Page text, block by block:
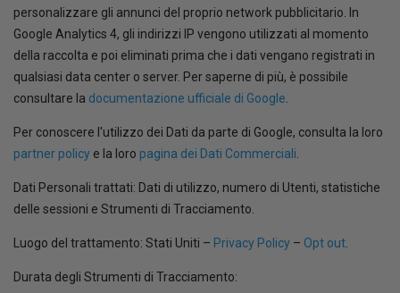
personalizzare gli annunci del proprio network pubblicitario. In
Google Analytics 4, gli indirizzi IP vengono utilizzati al momento
della raccolta e poi eliminati prima che i dati vengano registrati in
qualsiasi data center o server. Per saperne di più, è possibile
consultare la documentazione ufficiale di Google
Per conoscere l'utilizzo dei Dati da parte di Google, consulta la loro
partner policy e la loro pagina dei Dati Commerciali
Dati Personali trattati: Dati di utilizzo, numero di Utenti, statistiche
delle sessioni e Strumenti di Tracciamento.
Luogo del trattamento: Stati Uniti – Privacy Policy – Opt out
Durata degli Strumenti di Tracciamento: